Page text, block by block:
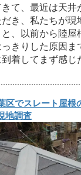
て、最近は天井
き、私たちが現
、以前から陸屋
きりした原因ま
着してまず感じ
区でスレート屋根
地調査